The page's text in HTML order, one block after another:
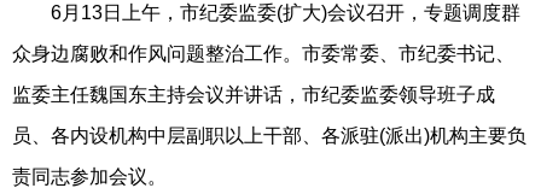
6月13日上午，市纪委监委(扩大)会议召开，专题调度群
众身边腐败和作风问题整治工作。市委常委、市纪委书记、
监委主任魏国东主持会议并讲话，市纪委监委领导班子成
员、各内设机构中层副职以上干部、各派驻(派出)机构主要负
责同志参加会议。